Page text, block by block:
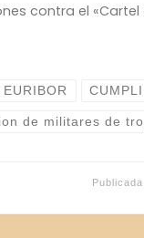
contra el «Cartel
de militares de
Publicada